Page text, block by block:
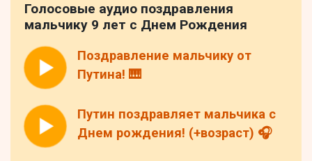
Голосовые аудио поздравления
мальчику 9 лет с Днем Рождения
Поздравление мальчику от
Путина! 🎹
Путин поздравляет мальчика с
Днем рождения! (+возраст) 🎧